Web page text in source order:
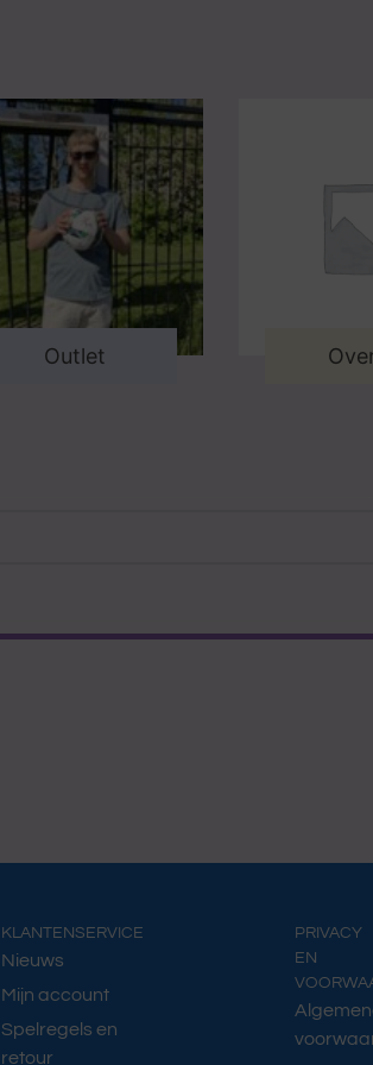
Outlet
KLANTENSERVICE
Nieuws
Mijn account
Spelregels en
retour
PRIVACY
EN